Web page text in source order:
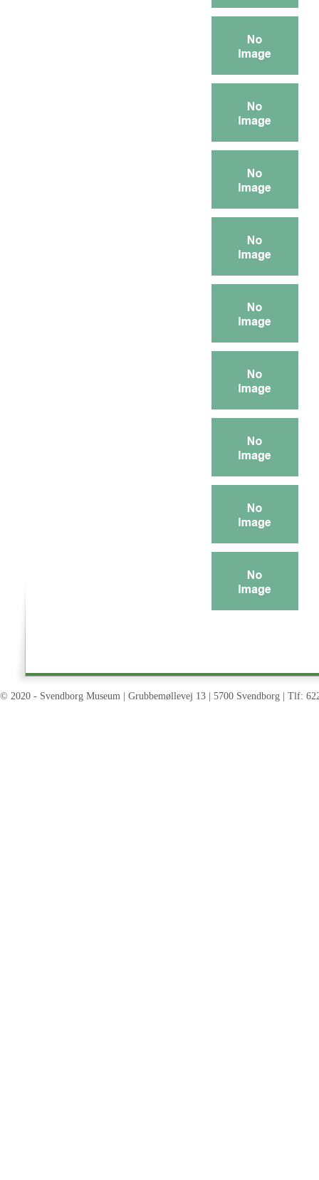
© 2020 - Svendborg Museum | Grubbemøllevej 13 | 5700 Svendborg | Tlf: